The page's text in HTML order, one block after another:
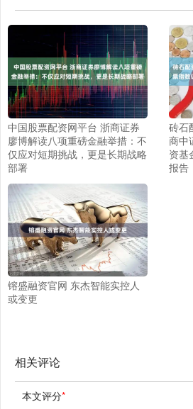
中国股票配资网平台 浙商证券
廖博解读八项重磅金融举措：不
仅应对短期挑战，更是长期战略
部署
砖石
商中
资基
报告
镕盛融资官网 东杰智能实控人
或变更
相关评论
本文评分*